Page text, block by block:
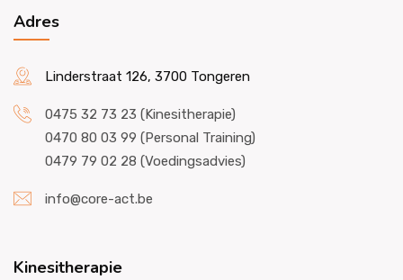
Adres
Linderstraat 126, 3700 Tongeren
0475 32 73 23 (Kinesitherapie)
0470 80 03 99 (Personal Training)
0479 79 02 28 (Voedingsadvies)
info@core-act.be
Kinesitherapie